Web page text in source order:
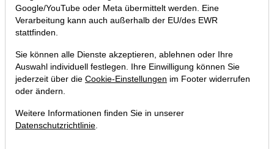
Google/YouTube oder Meta übermittelt werden. Eine
Verarbeitung kann auch außerhalb der EU/des EWR
stattfinden.
Sie können alle Dienste akzeptieren, ablehnen oder Ihre
Auswahl individuell festlegen. Ihre Einwilligung können Sie
jederzeit über die Cookie-Einstellungen im Footer widerrufen
oder ändern.
Weitere Informationen finden Sie in unserer
Datenschutzrichtlinie.